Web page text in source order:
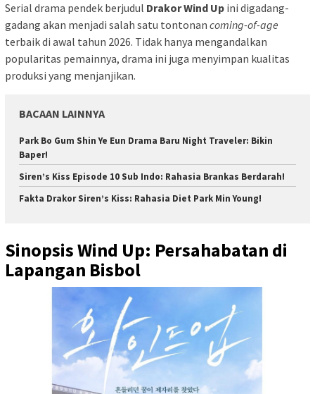
Serial drama pendek berjudul Drakor Wind Up ini digadang-
gadang akan menjadi salah satu tontonan coming-of-age
terbaik di awal tahun 2026. Tidak hanya mengandalkan
popularitas pemainnya, drama ini juga menyimpan kualitas
produksi yang menjanjikan.
BACAAN LAINNYA
Park Bo Gum Shin Ye Eun Drama Baru Night Traveler: Bikin
Baper!
Siren’s Kiss Episode 10 Sub Indo: Rahasia Brankas Berdarah!
Fakta Drakor Siren’s Kiss: Rahasia Diet Park Min Young!
Sinopsis Wind Up: Persahabatan di
Lapangan Bisbol